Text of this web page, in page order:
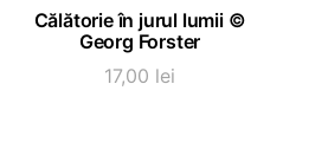
ADAUGĂ ÎN COȘ
Călătorie în jurul lumii ©
Georg Forster
17,00 lei